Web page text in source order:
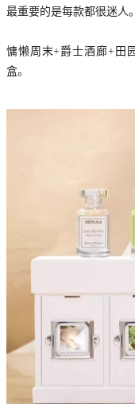
最重要的是每款都很迷人。
慵懒周末+爵士酒廊+田
盒。